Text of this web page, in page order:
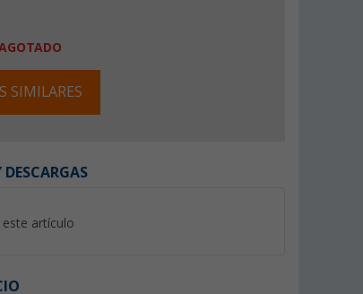
SIMILARES
artículo